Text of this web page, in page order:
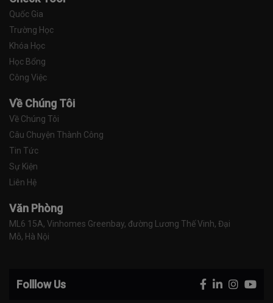
Quốc Gia
Trường Học
Khóa Học
Học Bổng
Công Việc
Về Chúng Tôi
Về Chúng Tôi
Câu Chuyện Thành Công
Tin Tức
Sự Kiện
Liên Hệ
Văn Phòng
ML6 15A, Vinhomes Greenbay, đường Lương Thế Vinh, Đại
Mỗ, Hà Nội
Folllow Us